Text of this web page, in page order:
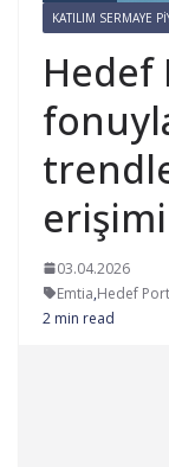
KATILIM SERMAYE
Hedef
03.04.2026
Emtia,Hedef
2 min read